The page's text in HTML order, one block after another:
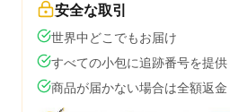
安全な取引
世界中どこでもお届け
すべての小包に追跡番号を提供
商品が届かない場合は全額返金